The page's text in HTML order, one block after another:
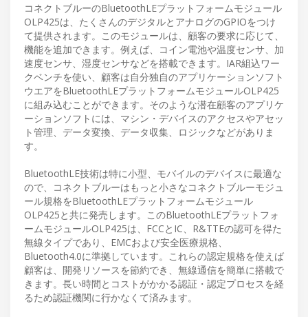
コネクトブルーのBluetoothLEプラットフォームモジュール
OLP425は、たくさんのデジタルとアナログのGPIOをつけ
て提供されます。このモジュールは、顧客の要求に応じて、
機能を追加できます。例えば、コイン電池や温度センサ、加
速度センサ、湿度センサなどを搭載できます。IAR組込ワー
クベンチを使い、顧客は自分独自のアプリケーションソフト
ウエアをBluetoothLEプラットフォームモジュールOLP425
に組み込むことができます。そのような潜在顧客のアプリケ
ーションソフトには、マシン・デバイスのアクセスやアセッ
ト管理、データ変換、データ収集、ロジックなどがありま
す。
BluetoothLE技術は特に小型、モバイルのデバイスに最適な
ので、コネクトブルーはもっと小さなコネクトブルーモジュ
ール規格をBluetoothLEプラットフォームモジュール
OLP425と共に発売します。このBluetoothLEプラットフォ
ームモジュールOLP425は、FCCとIC、R&TTEの認可を得た
無線タイプであり、EMCおよび安全医療規格、
Bluetooth4.0に準拠しています。これらの認定規格を使えば
顧客は、開発リソースを節約でき、無線通信を簡単に搭載で
きます。長い時間とコストがかかる認証・認定プロセスを経
るため認証機関に行かなくて済みます。